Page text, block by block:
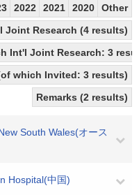
2022 2021 2020
Other
Joint Research (4 results)
Int'l Joint Research: 3
which Invited: 3 results)
Remarks (2 results)
South Wales(オース
Hospital(中国)